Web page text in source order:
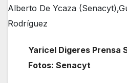
Alberto De Ycaza
Rodríguez
Yaricel Digeres Prensa
Fotos: Senacyt